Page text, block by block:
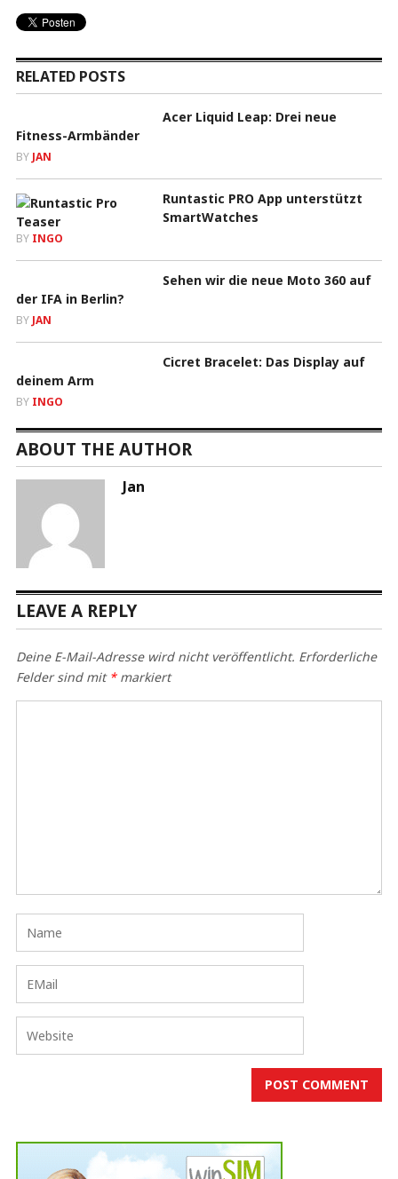
RELATED POSTS
Acer Liquid Leap: Drei neue
Fitness-Armbänder
BY JAN
Runtastic PRO App unterstützt
SmartWatches
BY INGO
Sehen wir die neue Moto 360 auf
der IFA in Berlin?
BY JAN
Cicret Bracelet: Das Display auf
deinem Arm
BY INGO
ABOUT THE AUTHOR
Jan
LEAVE A REPLY
Deine E-Mail-Adresse wird nicht veröffentlicht. Erforderliche
Felder sind mit *markiert